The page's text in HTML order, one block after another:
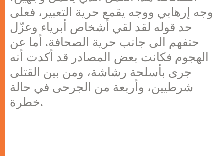
وجه إرهابي ووجه يقمع حرية التعبير، فعلى
حد قوله لقد لقي أشخاص أبرياء وعزّل
حتفهم الى جانب حرية الصحافة. أما عن
الهجوم فكانت بعض المصادر قد أكدت أنه
جرى بأسلحة رشاشة، ومن بين القتلى
شرطيين، وأربعة من الجرحى في حالة
خطرة.